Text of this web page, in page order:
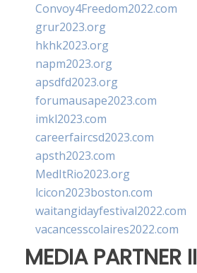
Convoy4Freedom2022.com
grur2023.org
hkhk2023.org
napm2023.org
apsdfd2023.org
forumausape2023.com
imkl2023.com
careerfaircsd2023.com
apsth2023.com
MedItRio2023.org
lcicon2023boston.com
waitangidayfestival2022.com
vacancesscolaires2022.com
MEDIA PARTNER II